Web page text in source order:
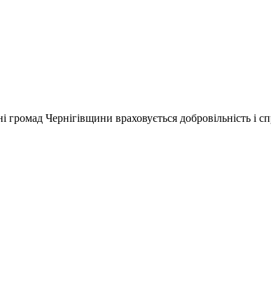
Чернігівщини враховується добровільність і